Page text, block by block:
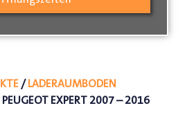
/LADERAUMBODEN
EXPERT 2007 – 2016